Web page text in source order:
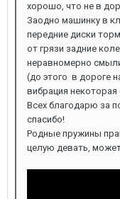
хорошо, что не в
Заодно машинку в
передние диски
от грязи задние
неравномерно
(до этого в дороге
вибрация некоторая
Всех благодарю за
спасибо!
Родные пружины
целую девать,